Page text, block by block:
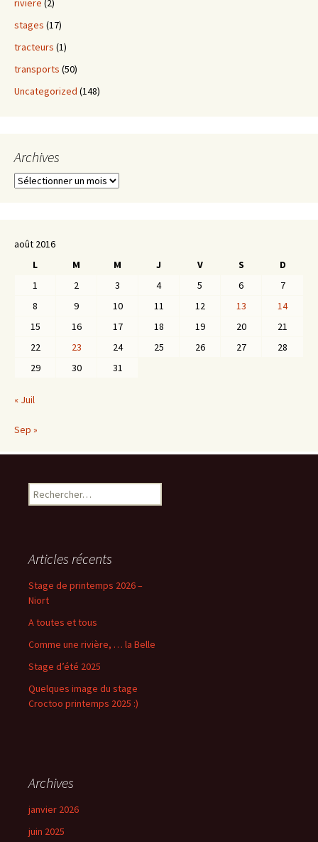
riviere (2)
stages (17)
tracteurs (1)
transports (50)
Uncategorized (148)
Archives
Archives
août 2016
L
M M J V S
D
1
2 3 4 5 6
7
8
9 10 11 12 13
14
15
16 17 18 19 20
21
22
23 24 25 26 27
28
29
30 31
« Juil
Sep »
Rechercher :
Articles récents
Stage de printemps 2026 –
Niort
A toutes et tous
Comme une rivière, … la Belle
Stage d’été 2025
Quelques image du stage
Croctoo printemps 2025 :)
Archives
janvier 2026
juin 2025